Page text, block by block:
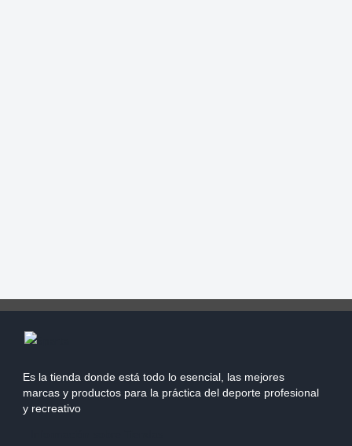
Es la tienda donde está todo lo esencial, las mejores
marcas y productos para la práctica del deporte profesional
y recreativo